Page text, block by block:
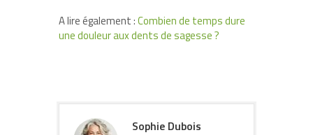
A lire également :Combien de temps dure
une douleur aux dents de sagesse ?
Sophie Dubois